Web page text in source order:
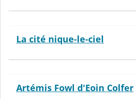
La cité nique-le-ciel
Artémis Fowl d'Eoin Colfer